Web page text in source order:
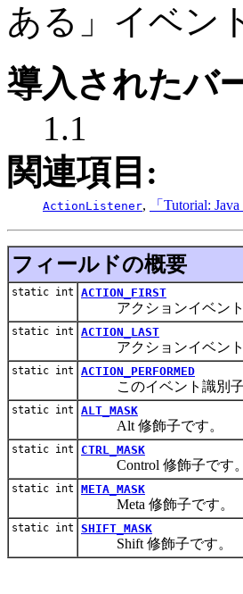
ある」イベン
導入されたバ
1.1
関連項目:
ActionListener, 「Tutorial:
フィールドの概要
static int ACTION_FIRST
アクションイベント
static int ACTION_LAST
アクションイベント
static int ACTION_PERFORMED
このイベント識別子
static int ALT_MASK
Alt 修飾子です。
static int CTRL_MASK
Control 修飾子です。
static int META_MASK
Meta 修飾子です。
static int SHIFT_MASK
Shift 修飾子です。